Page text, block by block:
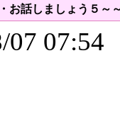
お話しましょう５～
07 07:54